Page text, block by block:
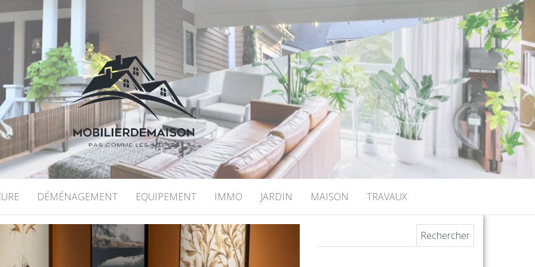
DÉMÉNAGEMENT EQUIPEMENT IMMO JARDIN MAISON TRAVAUX